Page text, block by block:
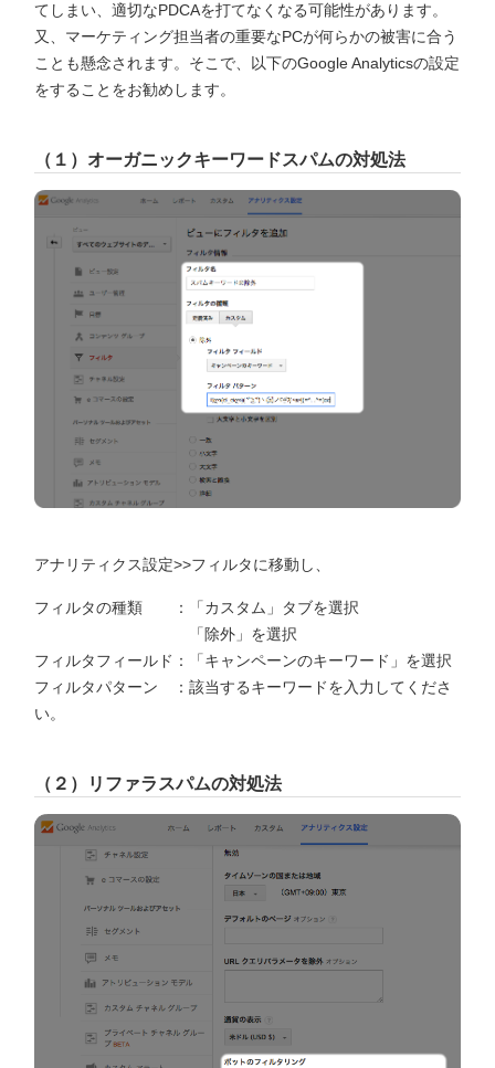
てしまい、適切なPDCAを打てなくなる可能性があります。
又、マーケティング担当者の重要なPCが何らかの被害に合う
ことも懸念されます。そこで、以下のGoogle Analyticsの設定
をすることをお勧めします。
（１）オーガニックキーワードスパムの対処法
アナリティクス設定>>フィルタに移動し、
フィルタの種類 ：「カスタム」タブを選択
「除外」を選択
フィルタフィールド：「キャンペーンのキーワード」を選択
フィルタパターン ：該当するキーワードを入力してくださ
い。
（２）リファラスパムの対処法